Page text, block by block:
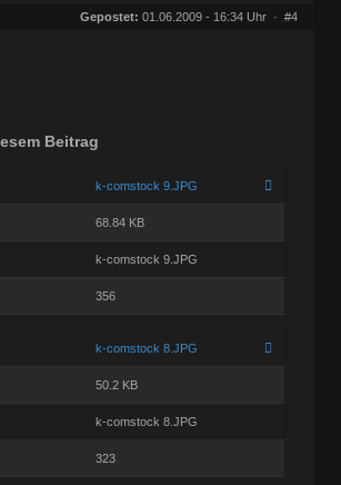
Gepostet: 01.06.2009 - 16:34 Uhr · #4
Beitrag
k-comstock 9.JPG
68.84 KB
k-comstock 9.JPG
356
k-comstock 8.JPG
50.2 KB
k-comstock 8.JPG
323